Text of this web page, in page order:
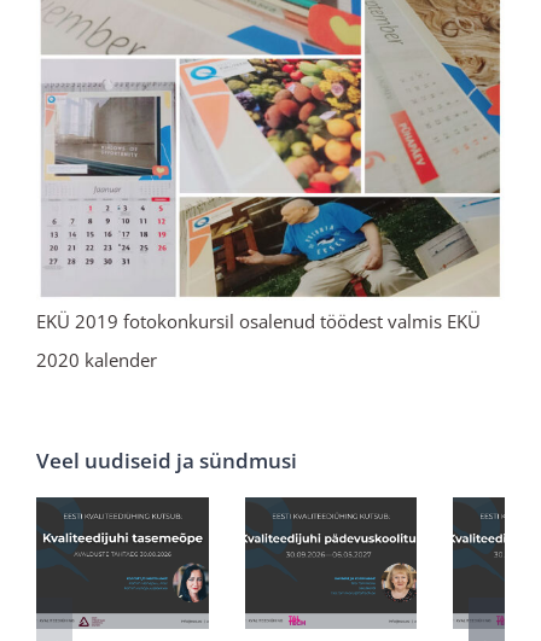
EKÜ 2019 fotokonkursil osalenud töödest valmis EKÜ
2020 kalender
Veel uudiseid ja sündmusi